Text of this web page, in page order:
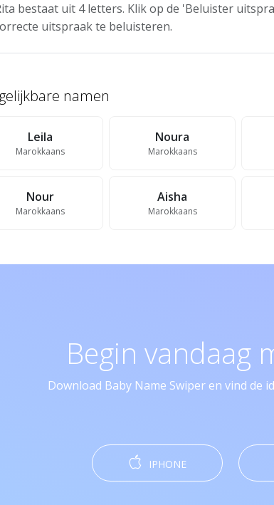
bestaat uit 4 letters. Klik op de 'Beluister
uitspraak te beluisteren.
namen
Leila
Marokkaans
Noura
Marokkaans
Nour
Marokkaans
Aisha
Marokkaans
Begin vandaag
Download Baby Name Swiper en vind de
IPHONE